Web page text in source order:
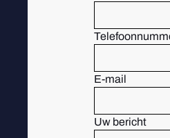
E-mail
Uw bericht